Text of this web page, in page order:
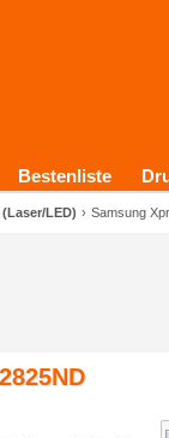
Bestenliste
LED) Samsung